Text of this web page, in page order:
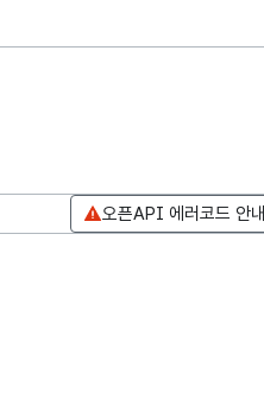
오픈API 에러코드 안내